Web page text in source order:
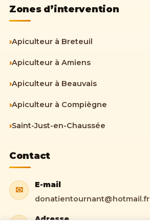
Zones d’intervention
›Apiculteur à Breteuil
›Apiculteur à Amiens
›Apiculteur à Beauvais
›Apiculteur à Compiègne
›Saint-Just-en-Chaussée
Contact
✉
E-mail
donatientournant@hotmail.fr
Adresse